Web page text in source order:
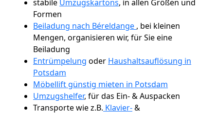
stabile Umzugskartons, in allen Größen und
Formen
Beiladung nach Béreldange , bei kleinen
Mengen, organisieren wir, für Sie eine
Beiladung
Entrümpelung oder Haushaltsauflösung in
Potsdam
Möbellift günstig mieten in Potsdam
Umzugshelfer, für das Ein- & Auspacken
Transporte wie z.B. Klavier-&